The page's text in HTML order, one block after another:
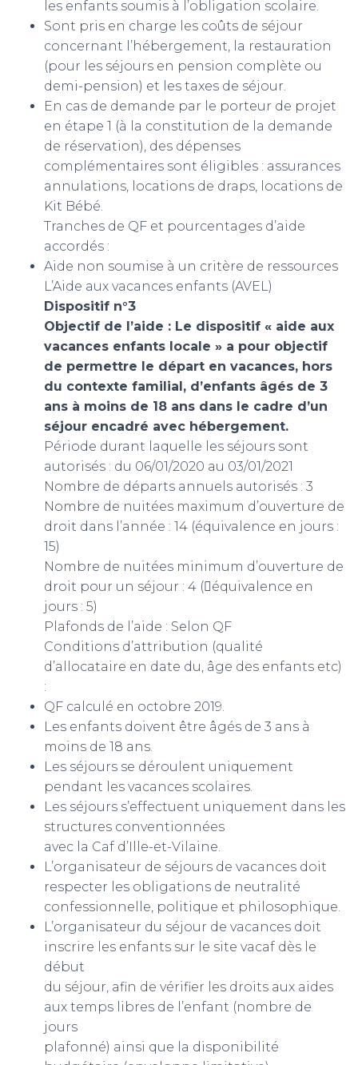
les enfants soumis à l’obligation scolaire.
Sont pris en charge les coûts de séjour
concernant l’hébergement, la restauration
(pour les séjours en pension complète ou
demi-pension) et les taxes de séjour.
En cas de demande par le porteur de projet
en étape 1 (à la constitution de la demande
de réservation), des dépenses
complémentaires sont éligibles : assurances
annulations, locations de draps, locations de
Kit Bébé.
Tranches de QF et pourcentages d’aide
accordés :
Aide non soumise à un critère de ressources
L’Aide aux vacances enfants (AVEL)
Dispositif n°3
Objectif de l’aide : Le dispositif « aide aux
vacances enfants locale » a pour objectif
de permettre le départ en vacances, hors
du contexte familial, d’enfants âgés de 3
ans à moins de 18 ans dans le cadre d’un
séjour encadré avec hébergement.
Période durant laquelle les séjours sont
autorisés : du 06/01/2020 au 03/01/2021
Nombre de départs annuels autorisés : 3
Nombre de nuitées maximum d’ouverture de
droit dans l’année : 14 (équivalence en jours :
15)
Nombre de nuitées minimum d’ouverture de
droit pour un séjour : 4 (équivalence en
jours : 5)
Plafonds de l’aide : Selon QF
Conditions d’attribution (qualité
d’allocataire en date du, âge des enfants etc)
:
QF calculé en octobre 2019.
Les enfants doivent être âgés de 3 ans à
moins de 18 ans.
Les séjours se déroulent uniquement
pendant les vacances scolaires.
Les séjours s’effectuent uniquement dans les
structures conventionnées
avec la Caf d’Ille-et-Vilaine.
L’organisateur de séjours de vacances doit
respecter les obligations de neutralité
confessionnelle, politique et philosophique.
L’organisateur du séjour de vacances doit
inscrire les enfants sur le site vacaf dès le
début
du séjour, afin de vérifier les droits aux aides
aux temps libres de l’enfant (nombre de
jours
plafonné) ainsi que la disponibilité